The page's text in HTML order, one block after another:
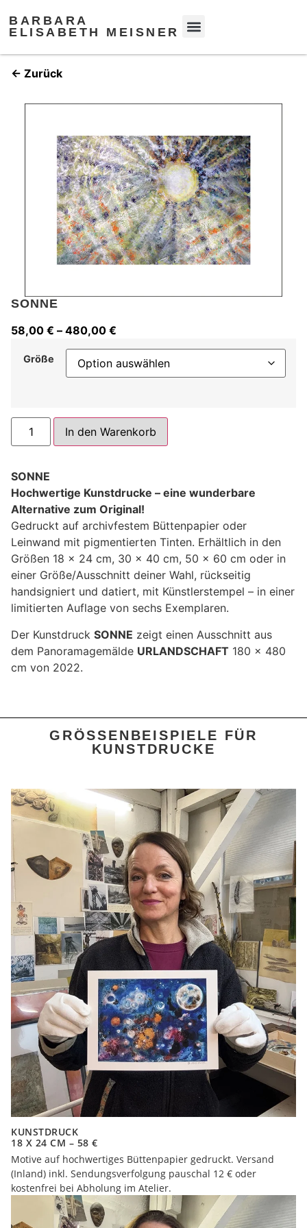
BARBARA
ELISABETH MEISNER
← Zurück
SONNE
58,00 € – 480,00 €
Größe
In den Warenkorb
SONNE
Hochwertige Kunstdrucke – eine wunderbare
Alternative zum Original!
Gedruckt auf archivfestem Büttenpapier oder
Leinwand mit pigmentierten Tinten. Erhältlich in den
Größen 18 x 24 cm, 30 x 40 cm, 50 x 60 cm oder in
einer Größe/Ausschnitt deiner Wahl, rückseitig
handsigniert und datiert, mit Künstlerstempel – in einer
limitierten Auflage von sechs Exemplaren.
Der Kunstdruck SONNE zeigt einen Ausschnitt aus
dem Panoramagemälde URLANDSCHAFT 180 x 480
cm von 2022.
GRÖSSENBEISPIELE FÜR K
UNSTDRUCKE
KUNSTDRUCK
18 X 24 CM – 58 €
Motive auf hochwertiges Büttenpapier gedruckt. Versand
(Inland) inkl. Sendungsverfolgung pauschal 12 € oder
kostenfrei bei Abholung im Atelier.